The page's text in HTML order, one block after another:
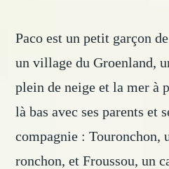
Paco est un petit garçon
un village du Groenland,
plein de neige et la mer à
là bas avec ses parents et
compagnie : Touronchon,
ronchon, et Froussou, un